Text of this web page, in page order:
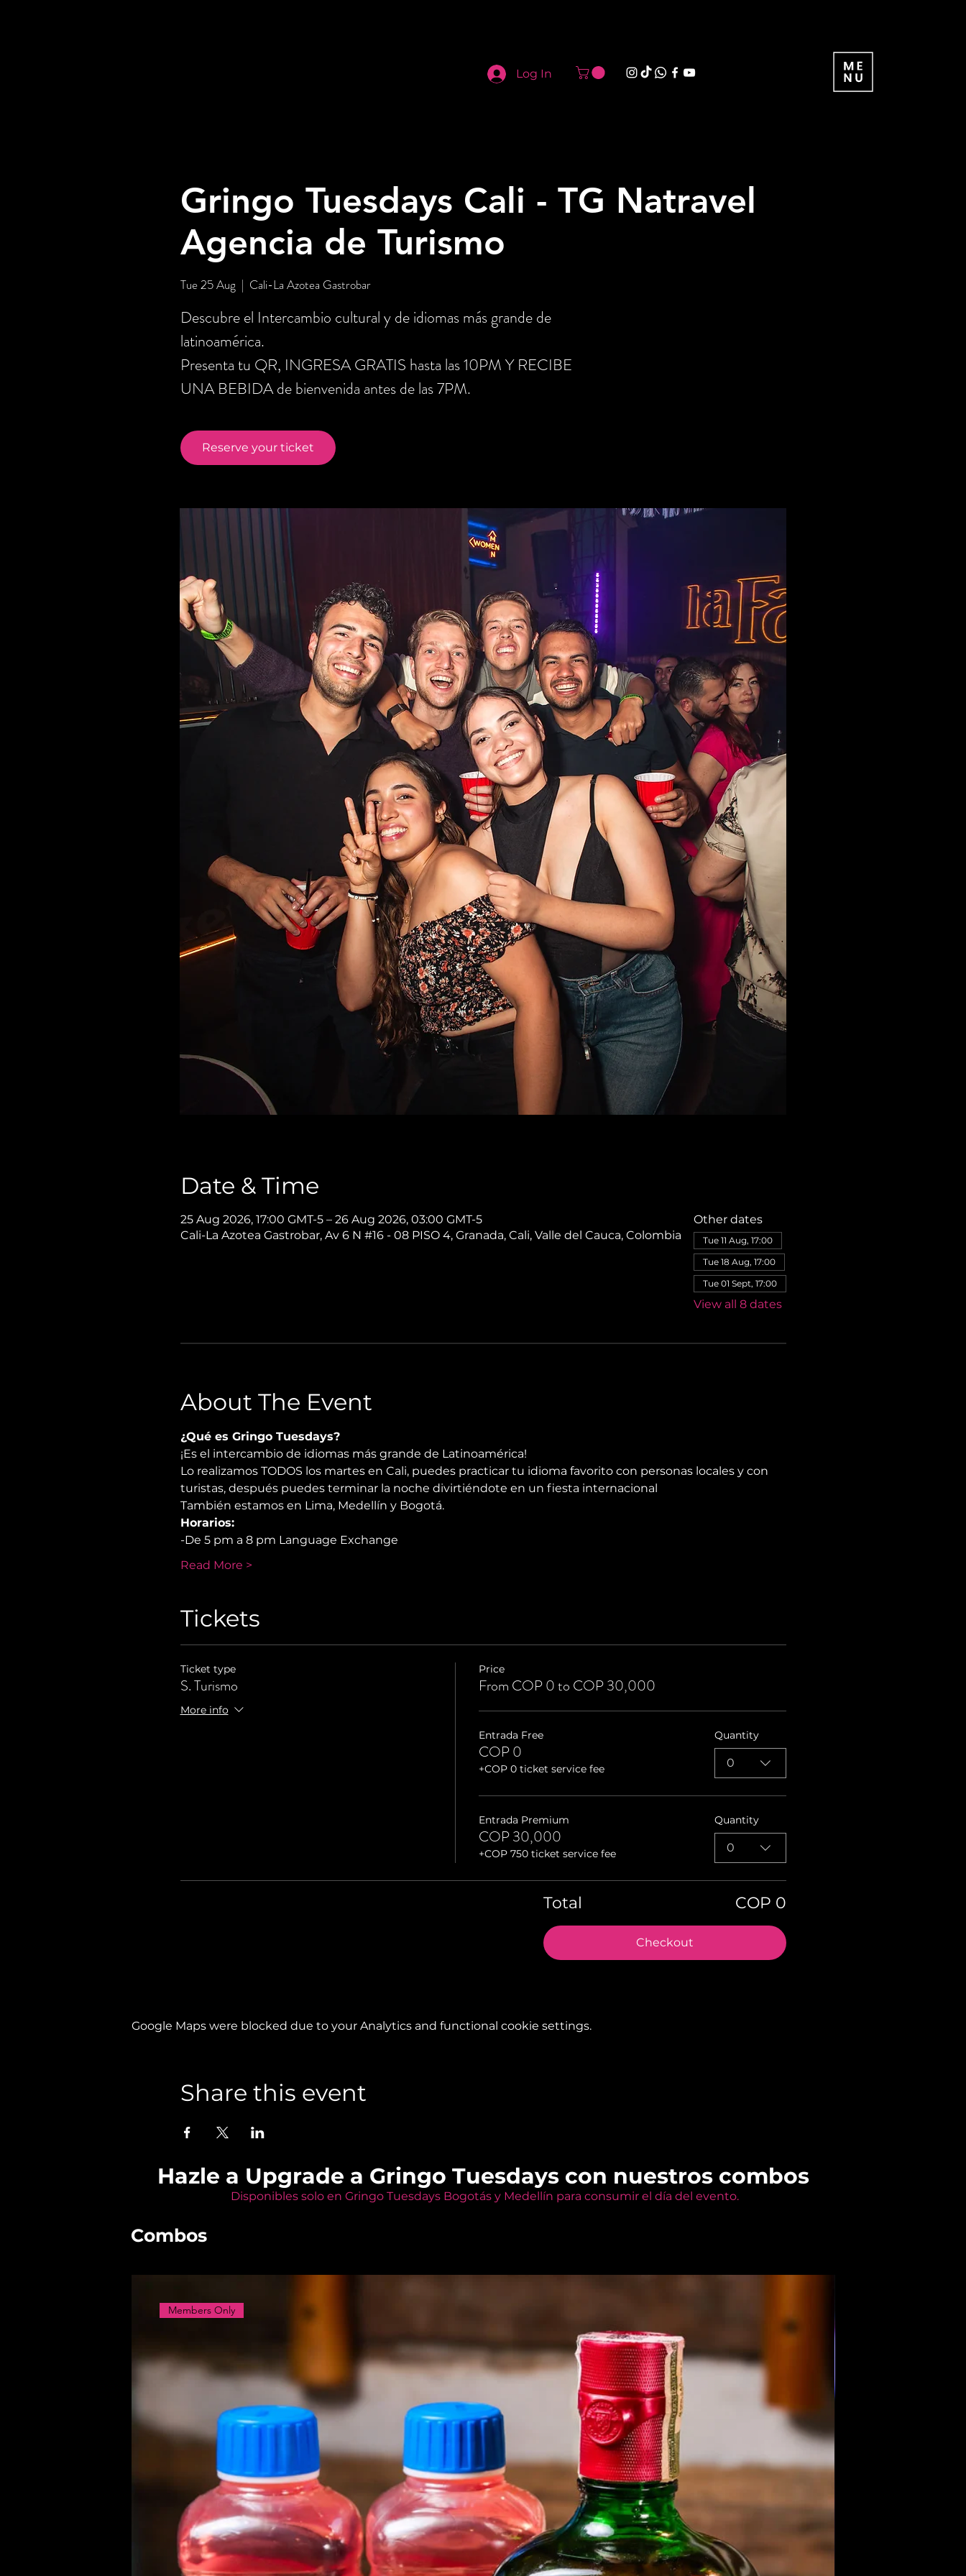
Log In
Gringo Tuesdays Cali - TG Natravel
Agencia de Turismo
Tue 25 Aug
  |
Cali-La Azotea Gastrobar
Descubre el Intercambio cultural y de idiomas más grande de
latinoamérica.
Presenta tu QR, INGRESA GRATIS hasta las 10PM Y RECIBE
UNA BEBIDA de bienvenida antes de las 7PM.
Reserve your ticket
Date & Time
25 Aug 2026, 17:00 GMT-5 – 26 Aug 2026, 03:00 GMT-5
Cali-La Azotea Gastrobar, Av 6 N #16 - 08 PISO 4, Granada, Cali, Valle del Cauca, Colombia
Other dates
Tue 11 Aug, 17:00
Tue 18 Aug, 17:00
Tue 01 Sept, 17:00
View all 8 dates
About The Event
¿Qué es Gringo Tuesdays?
¡Es el intercambio de idiomas más grande de Latinoamérica!
Lo realizamos TODOS los martes en Cali, puedes practicar tu idioma favorito con personas locales y con
turistas, después puedes terminar la noche divirtiéndote en un fiesta internacional
También estamos en Lima, Medellín y Bogotá.
Horarios:
-De 5 pm a 8 pm Language Exchange
Read More >
Tickets
Ticket type
S. Turismo
More info
Price
From COP 0 to COP 30,000
Entrada Free
COP 0
+COP 0 ticket service fee
Quantity
0
Entrada Premium
COP 30,000
+COP 750 ticket service fee
Quantity
0
Total COP 0
Checkout
Google Maps were blocked due to your Analytics and functional cookie settings.
Share this event
Hazle a Upgrade a Gringo Tuesdays con nuestros combos
Disponibles solo en Gringo Tuesdays Bogotás y Medellín para consumir el día del evento.
Combos
Members Only